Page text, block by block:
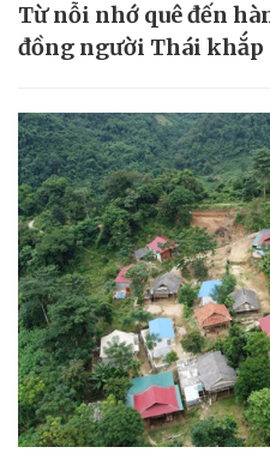
Từ nỗi nhớ quê đến
đồng người Thái khắp